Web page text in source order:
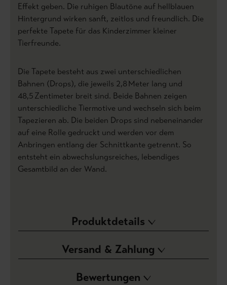
Effekt geben. Die ruhigen Blautöne auf hellblauen
Hintergrund wirken sanft, zeitlos und freundlich. Die
perfekte Tapete für das Kinderzimmer kleiner
Tierfreunde.
Die Tapete besteht aus zwei unterschiedlichen
Bahnen (Drops), die jeweils 2,8 Meter lang und
48,5 Zentimeter breit sind. Beide Bahnen zeigen
unterschiedliche Tiermotive und wechseln sich beim
Tapezieren ab. Die beiden Drops sind nebeneinander
auf eine Rolle gedruckt und werden vor dem
Anbringen entlang der Schnittkante getrennt. So
entsteht ein abwechslungsreiches, lebendiges
Gesamtbild an der Wand.
Produktdetails
Versand & Zahlung
Bewertungen